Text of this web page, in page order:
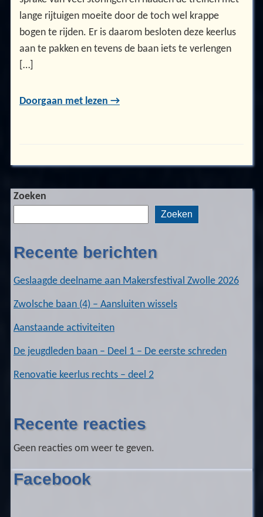
Zoeken
Zoeken
Recente berichten
Geslaagde deelname aan Makersfestival Zwolle 2026
Zwolsche baan (4) – Aansluiten wissels
Aanstaande activiteiten
De jeugdleden baan – Deel 1 – De eerste schreden
Renovatie keerlus rechts – deel 2
Recente reacties
Geen reacties om weer te geven.
lange rijtuigen moeite door de toch wel krappe
bogen te rijden. Er is daarom besloten deze keerlus
aan te pakken en tevens de baan iets te verlengen
[…]
Doorgaan met lezen →
Facebook